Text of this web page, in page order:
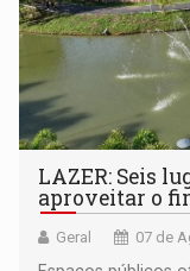
LAZER: Seis
aproveitar o
Geral 07 de